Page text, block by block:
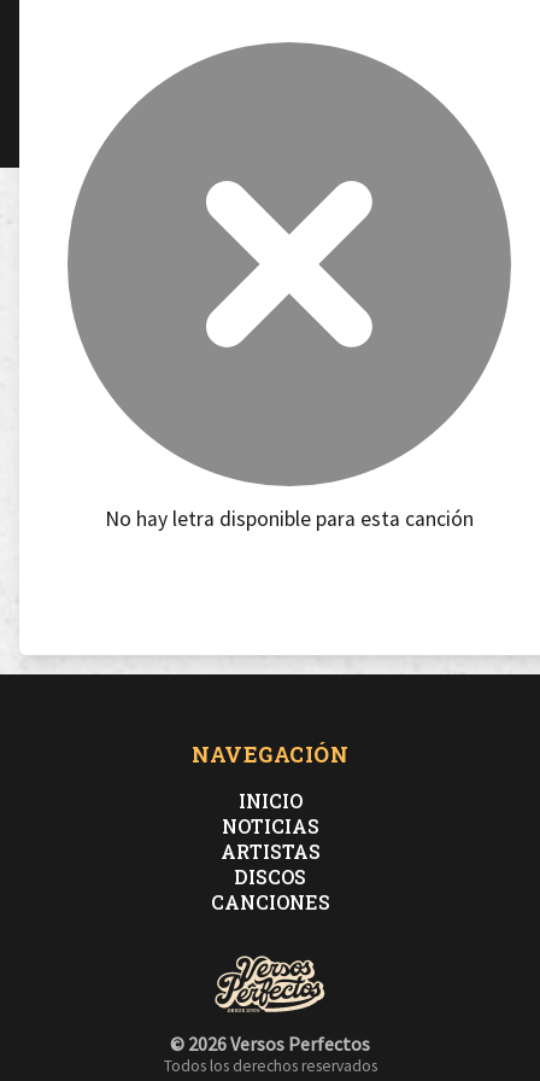
No hay letra disponible para esta canción
NAVEGACIÓN
INICIO
NOTICIAS
ARTISTAS
DISCOS
CANCIONES
© 2026 Versos Perfectos
Todos los derechos reservados